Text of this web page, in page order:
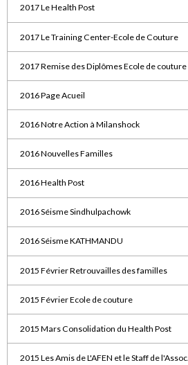
2017 Le Health Post
2017 Le Training Center-Ecole de Couture
2017 Remise des Diplômes Ecole de couture
2016 Page Acueil
2016 Notre Action à Milanshock
2016 Nouvelles Familles
2016 Health Post
2016 Séisme Sindhulpachowk
2016 Séisme KATHMANDU
2015 Février Retrouvailles des familles
2015 Février Ecole de couture
2015 Mars Consolidation du Health Post
2015 Les Amis de L'AFEN et le Staff de l'Assoc.